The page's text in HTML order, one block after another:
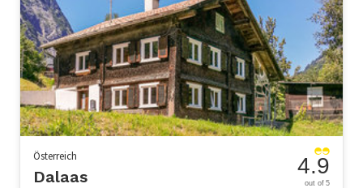
Österreich
Dalaas 4.9
out of 5